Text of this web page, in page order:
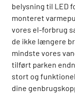
belysning til LED
monteret
vores el-forbrug
de ikke længere
mindste vores
tilført parken
stort og
dine